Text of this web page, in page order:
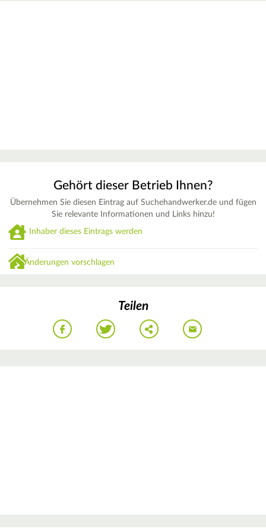
Gehört dieser Betrieb Ihnen?
Übernehmen Sie diesen Eintrag auf Suchehandwerker.de und fügen
Sie relevante Informationen und Links hinzu!
Inhaber dieses Eintrags werden
Änderungen vorschlagen
Teilen